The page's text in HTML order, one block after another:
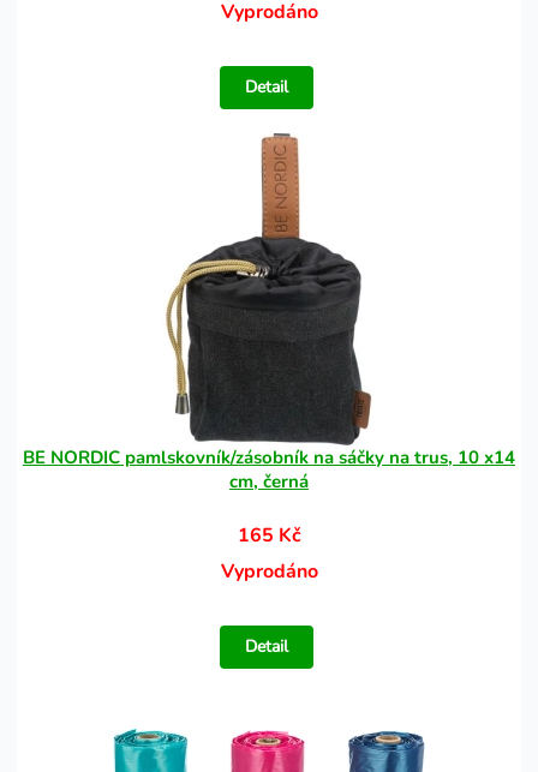
Vyprodáno
Detail
BE NORDIC pamlskovník/zásobník na sáčky na trus, 10 x14
cm, černá
165 Kč
Vyprodáno
Detail